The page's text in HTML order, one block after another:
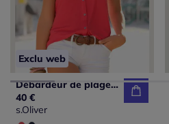
Exclu web
Débardeur de plage à fausse patte de boutonnage et dentelle
40 €
s.Oliver